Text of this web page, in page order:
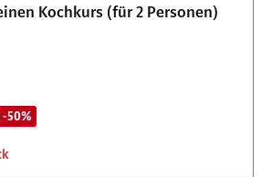
Kochkurs (für 2 Personen)
-50%